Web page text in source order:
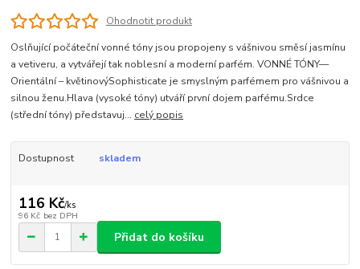
Ohodnotit produkt
Oslňující počáteční vonné tóny jsou propojeny s vášnivou směsí jasmínu
a vetiveru, a vytvářejí tak noblesní a moderní parfém. VONNÉ TÓNY—
Orientální – květinovýSophisticate je smyslným parfémem pro vášnivou a
silnou ženu.Hlava (vysoké tóny) utváří první dojem parfému.Srdce
(střední tóny) představuj... celý popis
Dostupnost skladem
116 Kč/ks
96 Kč bez DPH
Přidat do košíku